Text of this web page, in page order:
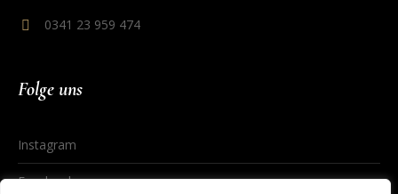
0341 23 959 474
Folge uns
Instagram
Facebook